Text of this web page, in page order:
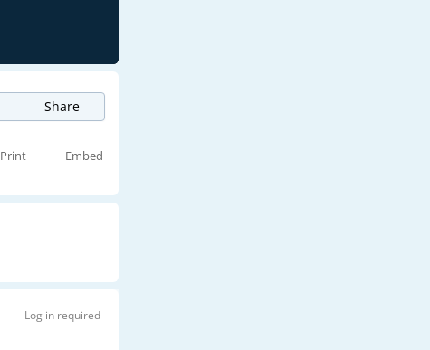
Share
Print Embed
Log in required